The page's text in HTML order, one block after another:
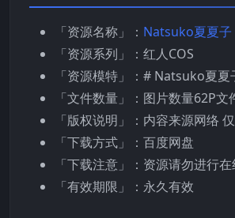
「资源名称」： Natsuko夏夏子
「资源系列」：红人COS
「资源模特」：# Natsuko夏夏
「文件数量」：图片数量62P
「版权说明」：内容来源网络
「下载方式」：百度网盘
「下载注意」：资源请勿进行
「有效期限」：永久有效